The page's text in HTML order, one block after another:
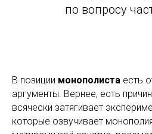
по вопросу
В позиции монополиста есть
аргументы. Вернее, есть
всячески затягивает
которые озвучивает